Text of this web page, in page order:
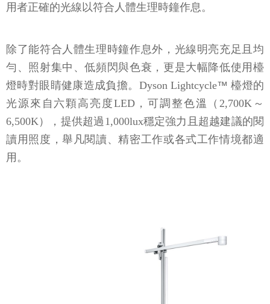
用者正確的光線以符合人體生理時鐘作息。
除了能符合人體生理時鐘作息外，光線明亮充足且均
勻、照射集中、低頻閃與色衰，更是大幅降低使用檯
燈時對眼睛健康造成負擔。Dyson Lightcycle™檯燈的
光源來自六顆高亮度LED，可調整色溫（2,700K～
6,500K），提供超過1,000lux穩定強力且超越建議的閱
讀用照度，舉凡閱讀、精密工作或各式工作情境都適
用。